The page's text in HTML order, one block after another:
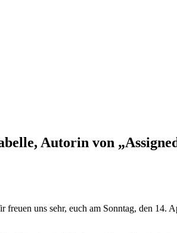
Autorin von
freuen uns sehr, euch am Sonntag, den